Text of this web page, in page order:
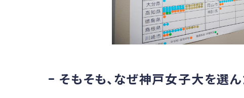
そもそも、なぜ神戸女子大を選ん